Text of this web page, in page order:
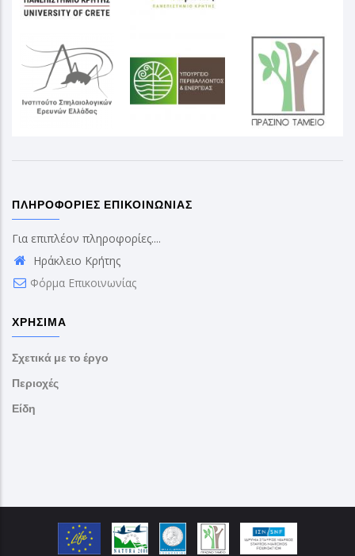
ΠΛΗΡΟΦΟΡΊΕΣ ΕΠΙΚΟΙΝΩΝΊΑΣ
Για επιπλέον πληροφορίες....
Ηράκλειο Κρήτης
Φόρμα Επικοινωνίας
ΧΡΉΣΙΜΑ
Σχετικά με το έργο
Περιοχές
Είδη